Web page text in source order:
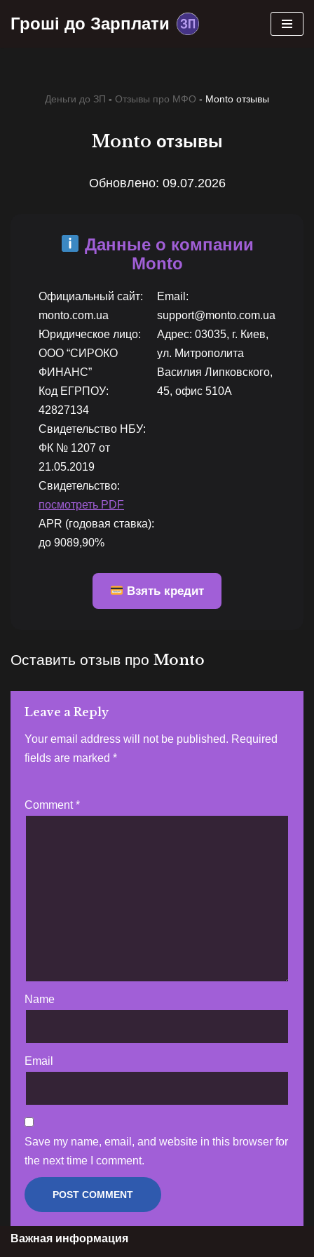
Гроші до Зарплати
Деньги до ЗП - Отзывы про МФО - Monto отзывы
Monto отзывы
Обновлено: 09.07.2026
Данные о компании
Monto
Официальный сайт:
monto.com.ua
Юридическое лицо:
ООО “СИРОКО
ФИНАНС”
Код ЕГРПОУ:
42827134
Свидетельство НБУ:
ФК № 1207 от
21.05.2019
Свидетельство:
посмотреть PDF
APR (годовая ставка):
до 9089,90%
Email:
support@monto.com.ua
Адрес: 03035, г. Киев,
ул. Митрополита
Василия Липковского,
45, офис 510А
Взять кредит
Оставить отзыв про Monto
Leave a Reply
Your email address will not be published. Required
fields are marked *
Comment*
Name
Email
Save my name, email, and website in this browser for
the next time I comment.
Важная информация